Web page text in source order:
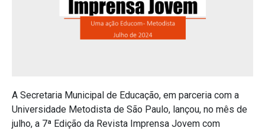
A Secretaria Municipal de Educação, em parceria com a
Universidade Metodista de São Paulo, lançou, no mês de
julho, a 7ª Edição da Revista Imprensa Jovem com